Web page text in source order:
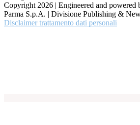
Copyright 2026 | Engineered and powered
Parma S.p.A. | Divisione Publishing &
Disclaimer trattamento dati personali